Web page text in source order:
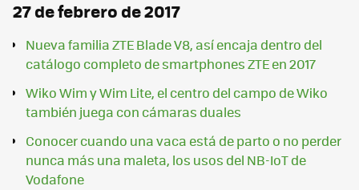
27 de febrero de 2017
Nueva familia ZTE Blade V8, así encaja dentro del
catálogo completo de smartphones ZTE en 2017
Wiko Wim y Wim Lite, el centro del campo de Wiko
también juega con cámaras duales
Conocer cuando una vaca está de parto o no perder
nunca más una maleta, los usos del NB-IoT de
Vodafone